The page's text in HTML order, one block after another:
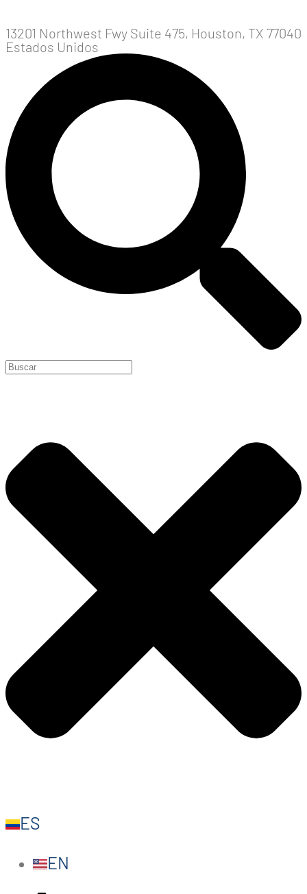
13201 Northwest Fwy Suite 475, Houston, TX 77040
Estados Unidos
ES
EN